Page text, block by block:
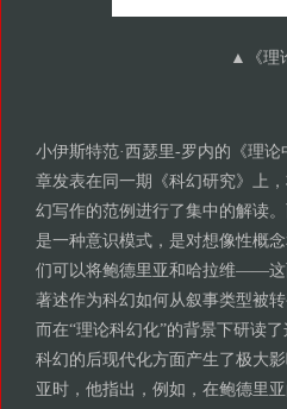
▲ 《
小伊斯特范·西瑟里-罗内的《理
章发表在同一期《科幻研究》上
幻写作的范例进行了集中的解读
是一种意识模式，是对想像性概
们可以将鲍德里亚和哈拉维——
著述作为科幻如何从叙事类型被
而在“理论科幻化”的背景下研读
科幻的后现代化方面产生了极大
亚时，他指出，例如，在鲍德里